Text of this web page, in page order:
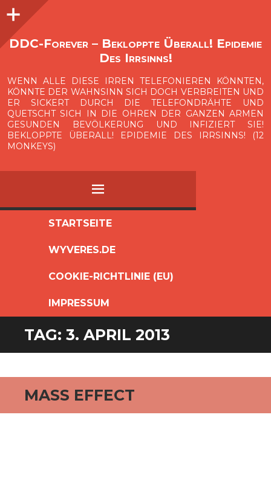
O
p
e
n
i
d
e
b
a
DDC-Forever – Bekloppte Überall! Epidemie
Des Irrsinns!
WENN ALLE DIESE IRREN TELEFONIEREN KÖNNTEN,
KÖNNTE DER WAHNSINN SICH DOCH VERBREITEN UND
ER SICKERT DURCH DIE TELEFONDRÄHTE UND
QUETSCHT SICH IN DIE OHREN DER GANZEN ARMEN
GESUNDEN BEVÖLKERUNG UND INFIZIERT SIE!
BEKLOPPTE ÜBERALL! EPIDEMIE DES IRRSINNS! (12
MONKEYS)
MENÜ
SPRINGEN
STARTSEITE
WYVERES.DE
COOKIE-RICHTLINIE (EU)
IMPRESSUM
Seitenleiste
TAG: 3. APRIL 2013
MASS EFFECT